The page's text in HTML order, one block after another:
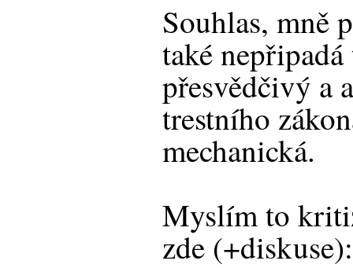
Souhlas, mně
také
přesvědčivý a
trestního
mechanická.
Myslím to
zde (+diskuse):